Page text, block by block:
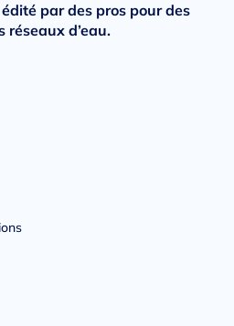
édité par des pros pour des
réseaux d’eau.